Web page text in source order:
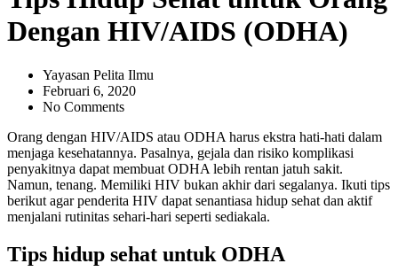
Dengan HIV/AIDS (ODHA)
Yayasan Pelita Ilmu
Februari 6, 2020
No Comments
Orang dengan HIV/AIDS atau ODHA harus ekstra hati-hati dalam
menjaga kesehatannya. Pasalnya, gejala dan risiko komplikasi
penyakitnya dapat membuat ODHA lebih rentan jatuh sakit.
Namun, tenang. Memiliki HIV bukan akhir dari segalanya. Ikuti tips
berikut agar penderita HIV dapat senantiasa hidup sehat dan aktif
menjalani rutinitas sehari-hari seperti sediakala.
Tips hidup sehat untuk ODHA